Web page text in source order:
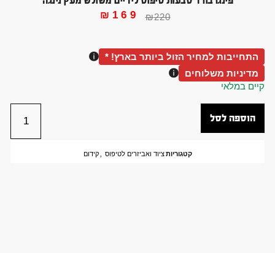
₪220
₪ 169
התחייבות למחיר הזול ביותר בארץ! *
מדיניות משלוחים
קיים במלאי
הוספה לסל
קטגוריות ציוד ואביזרים לטיפוס ,קידום